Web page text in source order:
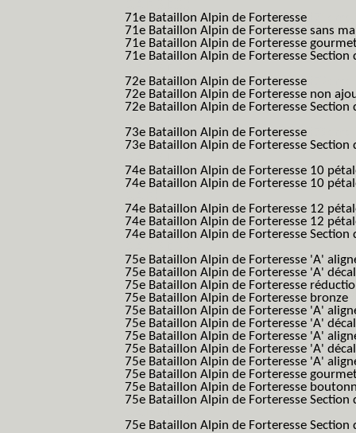
71e Bataillon Alpin de Forteresse
71e Bataillon Alpin de Forteresse sans
71e Bataillon Alpin de Forteresse
71e Bataillon Alpin de Forteresse
72e Bataillon Alpin de Forteresse
72e Bataillon Alpin de Forteresse non
72e Bataillon Alpin de Forteresse
73e Bataillon Alpin de Forteresse
73e Bataillon Alpin de Forteresse
74e Bataillon Alpin de Forteresse 10
74e Bataillon Alpin de Forteresse 10
74e Bataillon Alpin de Forteresse 12
74e Bataillon Alpin de Forteresse 12
74e Bataillon Alpin de Forteresse
75e Bataillon Alpin de Forteresse 'A'
75e Bataillon Alpin de Forteresse 'A'
75e Bataillon Alpin de Forteresse
75e Bataillon Alpin de Forteresse bronze
75e Bataillon Alpin de Forteresse 'A'
75e Bataillon Alpin de Forteresse 'A'
75e Bataillon Alpin de Forteresse 'A'
75e Bataillon Alpin de Forteresse 'A'
75e Bataillon Alpin de Forteresse 'A'
75e Bataillon Alpin de Forteresse
75e Bataillon Alpin de Forteresse
75e Bataillon Alpin de Forteresse
75e Bataillon Alpin de Forteresse